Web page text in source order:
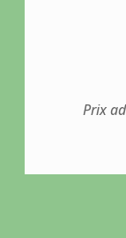
Prix